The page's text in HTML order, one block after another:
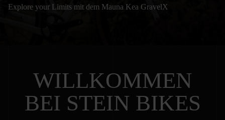
Explore your Limits mit dem Mauna Kea GravelX
WILLKOMMEN
BEI STEIN BIKES